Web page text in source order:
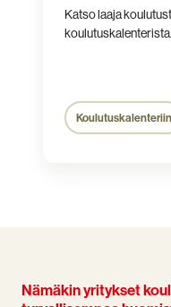
Katso laaja
koulutuskalenterista.
Koulutuskalenteriin
Nämäkin yritykset